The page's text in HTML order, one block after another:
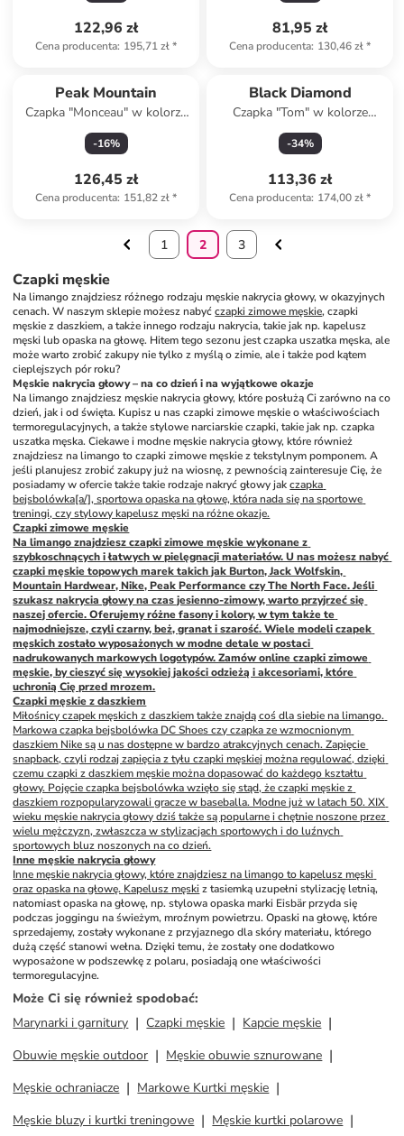
122,96 zł
Cena producenta: 195,71 zł*
81,95 zł
Cena producenta: 130,46 zł*
Peak Mountain
Czapka "Monceau" w kolorze
niebieskim
-16%
126,45 zł
Cena producenta: 151,82 zł*
Black Diamond
Czapka "Tom" w kolorze
beżowym
-34%
113,36 zł
Cena producenta: 174,00 zł*
1 2 3
Czapki męskie
Na limango znajdziesz różnego rodzaju męskie nakrycia głowy, w okazyjnych
cenach. W naszym sklepie możesz nabyć czapki zimowe męskie, czapki
męskie z daszkiem, a także innego rodzaju nakrycia, takie jak np. kapelusz
męski lub opaska na głowę. Hitem tego sezonu jest czapka uszatka męska, ale
może warto zrobić zakupy nie tylko z myślą o zimie, ale i także pod kątem
cieplejszych pór roku?
Męskie nakrycia głowy – na co dzień i na wyjątkowe okazje
Na limango znajdziesz męskie nakrycia głowy, które posłużą Ci zarówno na co
dzień, jak i od święta. Kupisz u nas czapki zimowe męskie o właściwościach
termoregulacyjnych, a także stylowe narciarskie czapki, takie jak np. czapka
uszatka męska. Ciekawe i modne męskie nakrycia głowy, które również
znajdziesz na limango to czapki zimowe męskie z tekstylnym pomponem. A
jeśli planujesz zrobić zakupy już na wiosnę, z pewnością zainteresuje Cię, że
posiadamy w ofercie także takie rodzaje nakryć głowy jak czapka
bejsbolówka[a/], sportowa opaska na głowę, która nada się na sportowe
treningi, czy stylowy kapelusz męski na różne okazje.
Czapki zimowe męskie
Na limango znajdziesz czapki zimowe męskie wykonane z
szybkoschnących i łatwych w pielęgnacji materiałów. U nas możesz nabyć
czapki męskie topowych marek takich jak Burton, Jack Wolfskin,
Mountain Hardwear, Nike, Peak Performance czy The North Face. Jeśli
szukasz nakrycia głowy na czas jesienno-zimowy, warto przyjrzeć się
naszej ofercie. Oferujemy różne fasony i kolory, w tym także te
najmodniejsze, czyli czarny, beż, granat i szarość. Wiele modeli czapek
męskich zostało wyposażonych w modne detale w postaci
nadrukowanych markowych logotypów. Zamów online czapki zimowe
męskie, by cieszyć się wysokiej jakości odzieżą i akcesoriami, które
uchronią Cię przed mrozem.
Czapki męskie z daszkiem
Miłośnicy czapek męskich z daszkiem także znajdą coś dla siebie na limango.
Markowa czapka bejsbolówka DC Shoes czy czapka ze wzmocnionym
daszkiem Nike są u nas dostępne w bardzo atrakcyjnych cenach. Zapięcie
snapback, czyli rodzaj zapięcia z tyłu czapki męskiej można regulować, dzięki
czemu czapki z daszkiem męskie można dopasować do każdego kształtu
głowy. Pojęcie czapka bejsbolówka wzięło się stąd, że czapki męskie z
daszkiem rozpopularyzowali gracze w baseballa. Modne już w latach 50. XIX
wieku męskie nakrycia głowy dziś także są popularne i chętnie noszone przez
wielu mężczyzn, zwłaszcza w stylizacjach sportowych i do luźnych
sportowych bluz noszonych na co dzień.
Inne męskie nakrycia głowy
Inne męskie nakrycia głowy, które znajdziesz na limango to kapelusz męski
oraz opaska na głowę. Kapelusz męski z tasiemką uzupełni stylizację letnią,
natomiast opaska na głowę, np. stylowa opaska marki Eisbär przyda się
podczas joggingu na świeżym, mroźnym powietrzu. Opaski na głowę, które
sprzedajemy, zostały wykonane z przyjaznego dla skóry materiału, którego
dużą część stanowi wełna. Dzięki temu, że zostały one dodatkowo
wyposażone w podszewkę z polaru, posiadają one właściwości
termoregulacyjne.
Może Ci się również spodobać:
Marynarki i garnitury
Czapki męskie
Kapcie męskie
Obuwie męskie outdoor
Męskie obuwie sznurowane
Męskie ochraniacze
Markowe Kurtki męskie
Męskie bluzy i kurtki treningowe
Męskie kurtki polarowe